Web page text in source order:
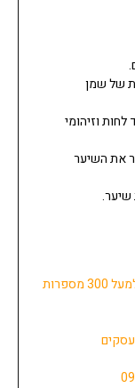
של שמן
וזיהומי
את השיער
*משווקים מורשים של כל המותגים/מספקים למעל 300 מספרות